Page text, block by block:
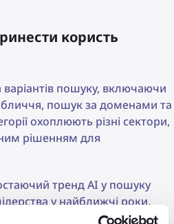
користь
варіантів пошуку, включаючи
пошук за доменами та
охоплюють різні сектори,
рішенням для
тренд AI у пошуку
у найближчі роки.
користувачі